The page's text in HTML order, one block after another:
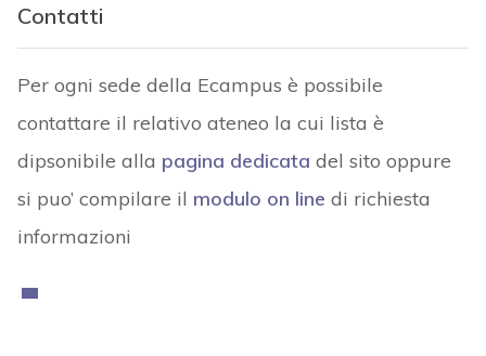
Contatti
Per ogni sede della Ecampus è possibile
contattare il relativo ateneo la cui lista è
dipsonibile alla pagina dedicata del sito oppure
si puo’ compilare il modulo on line di richiesta
informazioni